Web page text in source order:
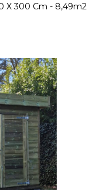
X 300 Cm - 8,49m2